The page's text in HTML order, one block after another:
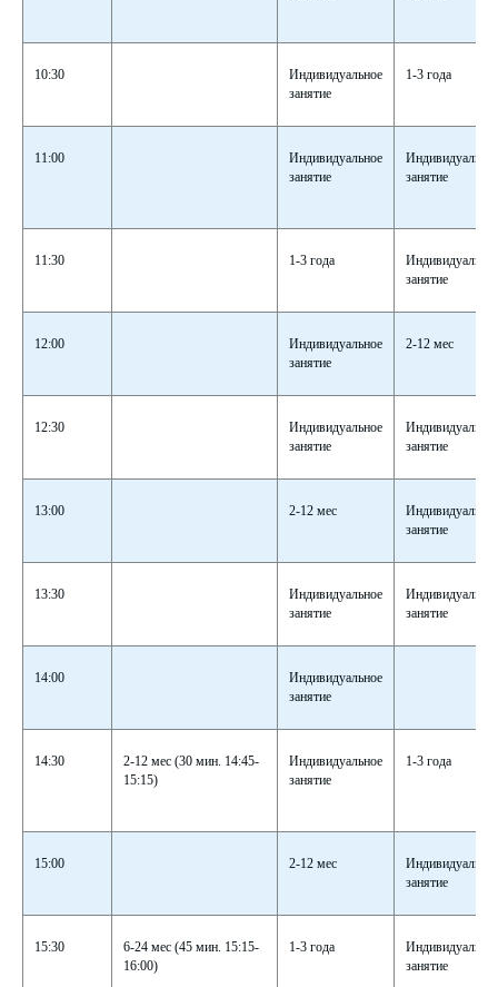
10:30
Индивидуальное
занятие
1-3 года
11:00
Индивидуальное
занятие
Индивидуальное
занятие
11:30 1-3 года
Индивидуальное
занятие
12:00
Индивидуальное
занятие
2-12 мес
12:30
Индивидуальное
занятие
Индивидуальное
занятие
13:00 2-12 мес
Индивидуальное
занятие
13:30
Индивидуальное
занятие
Индивидуальное
занятие
14:00
Индивидуальное
занятие
14:30
2-12 мес (30 мин. 14:45-
15:15)
Индивидуальное
занятие
1-3 года
15:00 2-12 мес
Индивидуальное
занятие
15:30
6-24 мес (45 мин. 15:15-
16:00)
1-3 года
Индивидуальное
занятие